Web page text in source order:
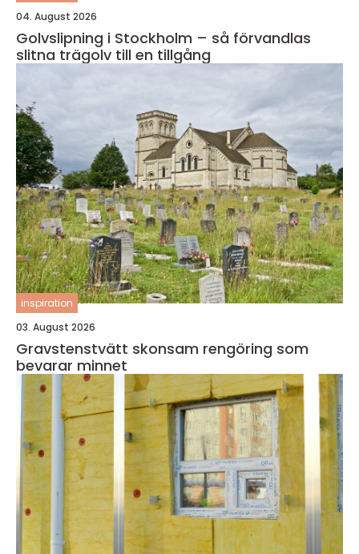
04. August 2026
Golvslipning i Stockholm – så förvandlas
slitna trägolv till en tillgång
inspiration
03. August 2026
Gravstenstvätt skonsam rengöring som
bevarar minnet